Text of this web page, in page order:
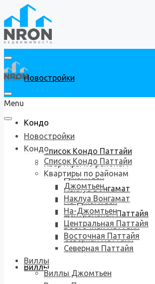
Новостройки
Кондо
Список Кондо Паттайи
Квартиры по районам
Джомтьен
Наклуа Вонгамат
На-Джомтьен
Центральная Паттайя
Восточная Паттайя
Северная Паттайя
Виллы
Menu
Новостройки
Кондо
Список Кондо Паттайи
Квартиры по районам
Джомтьен
Наклуа Вонгамат
На-Джомтьен
Центральная Паттайя
Восточная Паттайя
Северная Паттайя
Виллы
Виллы Джомтьен